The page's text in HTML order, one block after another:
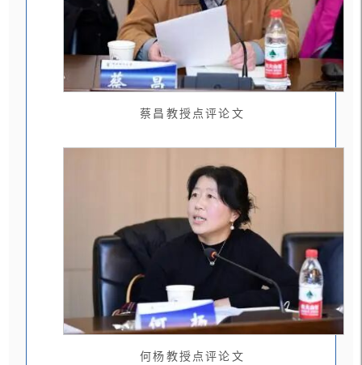
蔡昌教授点评论文
何杨教授点评论文